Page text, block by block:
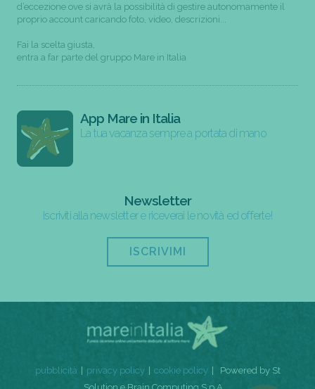
d’eccezione ove si avrà la possibilità di gestire autonomamente il
proprio account caricando foto, video, descrizioni...
Fai la scelta giusta,
entra a far parte del gruppo Mare in Italia
App Mare in Italia
La tua vacanza sempre a portata di mano
Newsletter
Iscriviti alla newsletter e riceverai le novità ed offerte!
ISCRIVIMI
pubblicità privacy policy cookie policy
Powered by St